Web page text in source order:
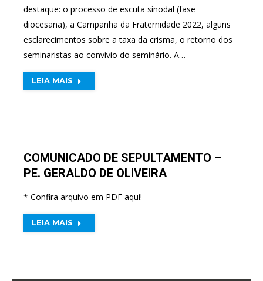
destaque: o processo de escuta sinodal (fase
diocesana), a Campanha da Fraternidade 2022, alguns
esclarecimentos sobre a taxa da crisma, o retorno dos
seminaristas ao convívio do seminário. A…
LEIA MAIS
COMUNICADO DE SEPULTAMENTO –
PE. GERALDO DE OLIVEIRA
* Confira arquivo em PDF aqui!
LEIA MAIS